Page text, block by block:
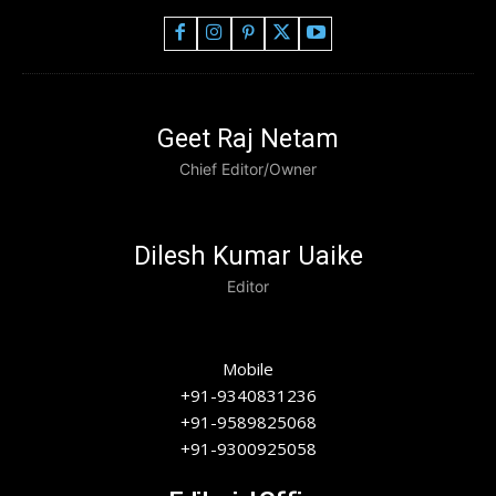
Geet Raj Netam
Chief Editor/Owner
Dilesh Kumar Uaike
Editor
Mobile
+91-9340831236
+91-9589825068
+91-9300925058